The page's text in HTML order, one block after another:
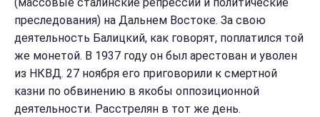
(массовые сталинские репрессии и политические
преследования) на Дальнем Востоке. За свою
деятельность Балицкий, как говорят, поплатился той
же монетой. В 1937 году он был арестован и уволен
из НКВД. 27 ноября его приговорили к смертной
казни по обвинению в якобы оппозиционной
деятельности. Расстрелян в тот же день.